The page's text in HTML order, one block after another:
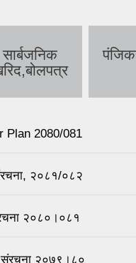
सार्बजनिक
Plan 2080/081
२०८१/०८२
२०८०।०८१
संरचना २०७९।८०